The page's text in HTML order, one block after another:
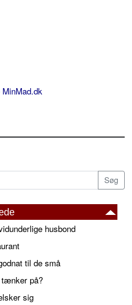
husbond
til de små
tænker på?
sig